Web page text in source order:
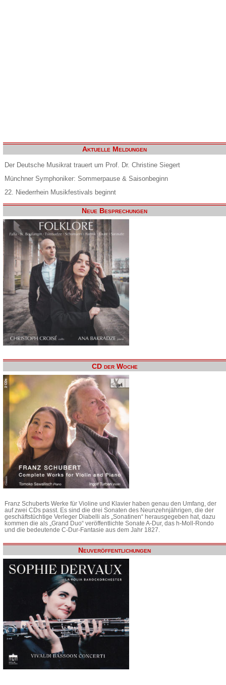
Aktuelle Meldungen
Der Deutsche Musikrat trauert um Prof. Dr. Christine Siegert
Münchner Symphoniker: Sommerpause & Saisonbeginn
22. Niederrhein Musikfestivals beginnt
Neue Besprechungen
CD der Woche
Franz Schuberts Werke für Violine und Klavier haben genau den Umfang, der
auf zwei CDs passt. Es sind die drei Sonaten des Neunzehnjährigen, die der
geschäftstüchtige Verleger Diabelli als „Sonatinen“ herausgegeben hat, dazu
kommen die als „Grand Duo“ veröffentlichte Sonate A-Dur, das h-Moll-Rondo
und die bedeutende C-Dur-Fantasie aus dem Jahr 1827.
Neuveröffentlichungen